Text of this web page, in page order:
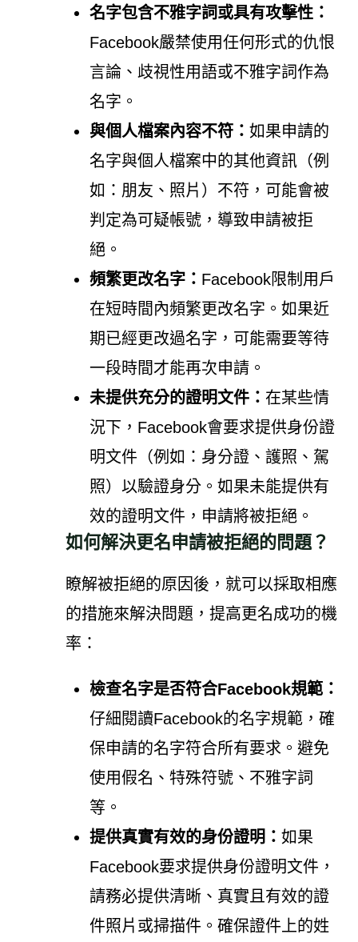
名字包含不雅字詞或具有攻擊性：
Facebook嚴禁使用任何形式的仇恨
言論、歧視性用語或不雅字詞作為
名字。
與個人檔案內容不符： 如果申請的
名字與個人檔案中的其他資訊（例
如：朋友、照片）不符，可能會被
判定為可疑帳號，導致申請被拒
絕。
頻繁更改名字： Facebook限制用戶
在短時間內頻繁更改名字。如果近
期已經更改過名字，可能需要等待
一段時間才能再次申請。
未提供充分的證明文件： 在某些情
況下，Facebook會要求提供身份證
明文件（例如：身分證、護照、駕
照）以驗證身分。如果未能提供有
效的證明文件，申請將被拒絕。
如何解決更名申請被拒絕的問題？
瞭解被拒絕的原因後，就可以採取相應
的措施來解決問題，提高更名成功的機
率：
檢查名字是否符合Facebook規範：
仔細閱讀Facebook的名字規範，確
保申請的名字符合所有要求。避免
使用假名、特殊符號、不雅字詞
等。
提供真實有效的身份證明： 如果
Facebook要求提供身份證明文件，
請務必提供清晰、真實且有效的證
件照片或掃描件。確保證件上的姓